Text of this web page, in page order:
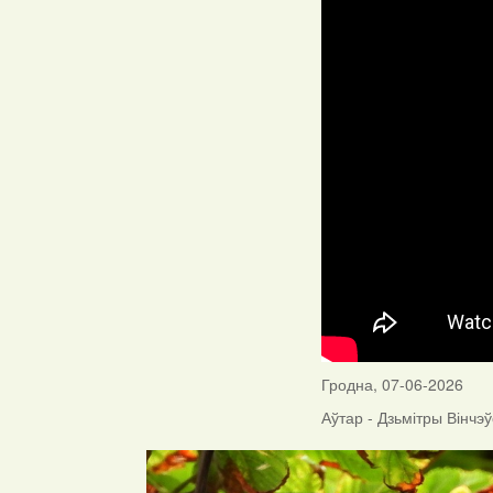
Гродна, 07-06-2026
Аўтар - Дзьмітры